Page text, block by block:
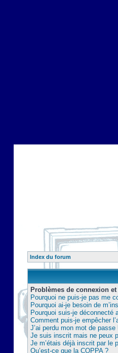
Index du forum
Problèmes de connexion
Pourquoi ne puis-je pas me
Pourquoi ai-je besoin de
Pourquoi suis-je déconnecté
Comment puis-je empêcher
J’ai perdu mon mot de passe
Je suis inscrit mais ne peux
Je m’étais déjà inscrit par le
Qu’est-ce que la COPPA ?